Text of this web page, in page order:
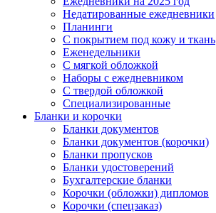
Недатированные ежедневники
Планинги
С покрытием под кожу и ткань
Еженедельники
С мягкой обложкой
Наборы с ежедневником
С твердой обложкой
Специализированные
Бланки и корочки
Бланки документов
Бланки документов (корочки)
Бланки пропусков
Бланки удостоверений
Бухгалтерские бланки
Корочки (обложки) дипломов
Корочки (спецзаказ)